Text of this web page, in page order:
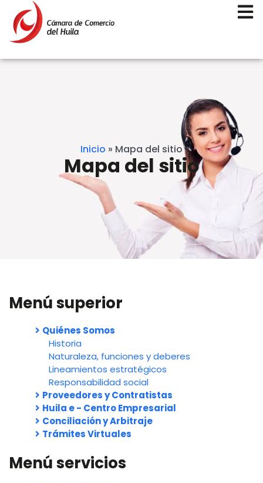
Inicio » Mapa del sitio
Mapa del sitio
Menú superior
Quiénes Somos
Historia
Naturaleza, funciones y deberes
Lineamientos estratégicos
Responsabilidad social
Proveedores y Contratistas
Huila e - Centro Empresarial
Conciliación y Arbitraje
Trámites Virtuales
Menú servicios